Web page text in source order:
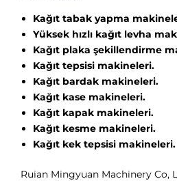
Kağıt tabak yapma
Yüksek hızlı kağıt levha
Kağıt plaka şekillendirme
Kağıt tepsisi makineleri.
Kağıt bardak makineleri.
Kağıt kase makineleri.
Kağıt kapak makineleri.
Kağıt kesme makineleri.
Kağıt kek tepsisi makineleri.
Ruian Mingyuan Machinery Co,